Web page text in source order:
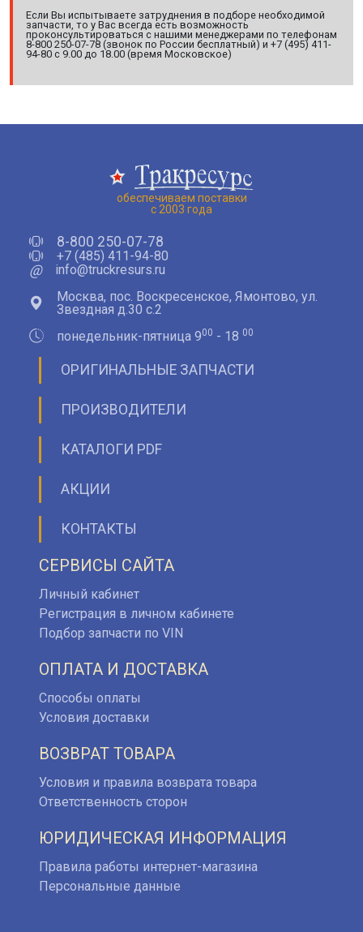
Если Вы испытываете затруднения в подборе необходимой
запчасти, то у Вас всегда есть возможность
проконсультироваться с нашими менеджерами по телефонам
8-800 250-07-78 (звонок по России бесплатный) и +7 (495) 411-
94-80 с 9.00 до 18.00 (время Московское)
обеспечиваем поставки
с 2003 года
8-800 250-07-78
+7 (485) 411-94-80
@
info@truckresurs.ru
Москва, пос. Воскресенское, Ямонтово, ул.
Звездная д.30 с.2
понедельник-пятница 900 - 18 00
ОРИГИНАЛЬНЫЕ ЗАПЧАСТИ
ПРОИЗВОДИТЕЛИ
КАТАЛОГИ PDF
АКЦИИ
КОНТАКТЫ
СЕРВИСЫ САЙТА
Личный кабинет
Регистрация в личном кабинете
Подбор запчасти по VIN
ОПЛАТА И ДОСТАВКА
Способы оплаты
Условия доставки
ВОЗВРАТ ТОВАРА
Условия и правила возврата товара
Ответственность сторон
ЮРИДИЧЕСКАЯ ИНФОРМАЦИЯ
Правила работы интернет-магазина
Персональные данные